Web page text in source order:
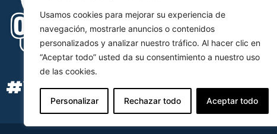
Usamos cookies para mejorar su experiencia de
navegación, mostrarle anuncios o contenidos
personalizados y analizar nuestro tráfico. Al hacer clic en
“Aceptar todo” usted da su consentimiento a nuestro uso
de las cookies.
Personalizar Rechazar todo Aceptar todo
#YOSOYOCB